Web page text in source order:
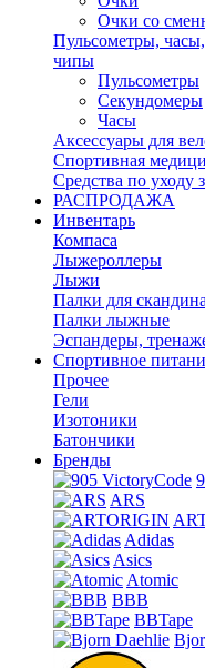
Очки со
Пульсометры,
чипы
Пульсометры
Секундомеры
Часы
Аксессуары для
Спортивная
Средства по уходу
РАСПРОДАЖА
Инвентарь
Компаса
Лыжероллеры
Лыжи
Палки для
Палки лыжные
Эспандеры,
Спортивное
Прочее
Гели
Изотоники
Батончики
Бренды
ARS
Adidas
Asics
Atomic
BBB
BBTape